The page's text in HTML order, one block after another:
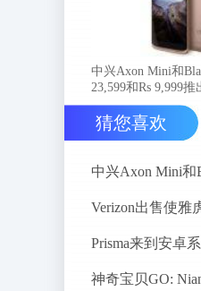
中兴Axon Mini和
23,599和Rs 9,999推
猜您喜欢
Verizon出售使雅
Prisma来到安卓